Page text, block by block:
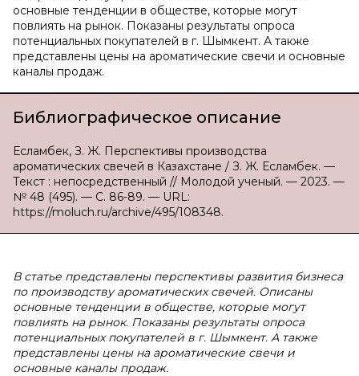
основные тенденции в обществе, которые могут
повлиять на рынок. Показаны результаты опроса
потенциальных покупателей в г. Шымкент. А также
представлены цены на ароматические свечи и основные
каналы продаж.
Библиографическое описание
Есламбек, З. Ж. Перспективы производства
ароматических свечей в Казахстане / З. Ж. Есламбек. —
Текст : непосредственный // Молодой ученый. — 2023. —
№ 48 (495). — С. 86-89. — URL:
https://moluch.ru/archive/495/108348.
В статье представлены перспективы развития бизнеса
по производству ароматических свечей. Описаны
основные тенденции в обществе, которые могут
повлиять на рынок. Показаны результаты опроса
потенциальных покупателей в г. Шымкент. А также
представлены цены на ароматические свечи и
основные каналы продаж.